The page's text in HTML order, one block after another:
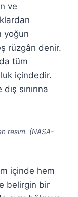
ve
yoğun
rüzgârı denir.
tüm
içindedir.
sınırına
resim. (NASA-
içinde hem
belirgin bir